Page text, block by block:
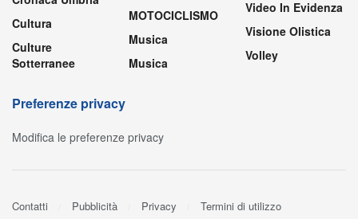
Cultura
Culture
Sotterranee
MOTOCICLISMO
Musica
Musica
Video In Evidenza
Visione Olistica
Volley
Preferenze privacy
Modifica le preferenze privacy
Contatti Pubblicità Privacy Termini di utilizzo